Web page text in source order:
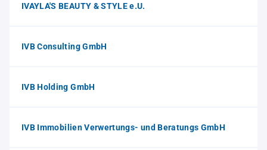
IVAYLA'S BEAUTY & STYLE e.U.
IVB Consulting GmbH
IVB Holding GmbH
IVB Immobilien Verwertungs- und Beratungs GmbH